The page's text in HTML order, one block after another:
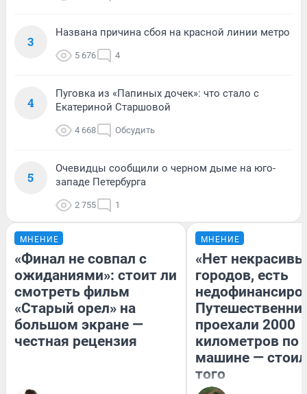
3
Названа причина сбоя на красной линии метро
5 676 4
4
Пуговка из «Папиных дочек»: что стало с
Екатериной Старшовой
4 668 Обсудить
5
Очевидцы сообщили о черном дыме на юго-
западе Петербурга
2 755 1
МНЕНИЕ
«Финал не совпал с
ожиданиями»: стоит ли
смотреть фильм
«Старый орел» на
большом экране —
честная рецензия
МНЕНИЕ
«Нет
городов, есть
проехали 2000
километров по
машине —
того